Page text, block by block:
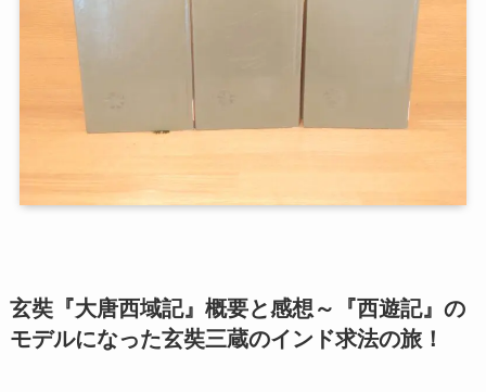
第一次インド遠征～ガンジス川の聖地を訪ねて
第二次インド遠征～インド中南部の遺跡を訪ねて
第三次インド遠征～ブッダゆかりの地を巡る旅
プロフィール
玄奘『大唐西域記』概要と感想～『西遊記』の
モデルになった玄奘三蔵のインド求法の旅！